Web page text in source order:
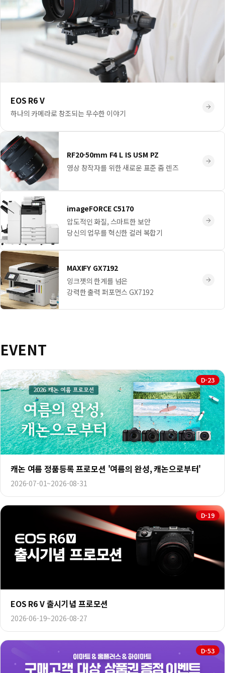
EOS R6 V
하나의 카메라로 창조되는 무수한 이야기
RF20-50mm F4 L IS USM PZ
영상 창작자를 위한 새로운 표준 줌 렌즈
imageFORCE C5170
압도적인 화질, 스마트한 보안
당신의 업무를 혁신한 컬러 복합기
MAXIFY GX7192
잉크젯의 한계를 넘은
강력한 출력 퍼포먼스 GX7192
EVENT
D-23
캐논 여름 정품등록 프로모션 '여름의 완성, 캐논으로부터'
2026-07-01~2026-08-31
D-19
EOS R6 V 출시기념 프로모션
2026-06-19~2026-08-27
D-53